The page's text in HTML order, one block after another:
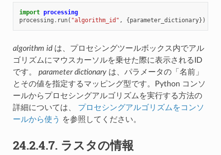
import processing
processing . run( "algorithm_id" , {parameter_dictionary})
algorithm idは、プロセシングツールボックス内でアル
ゴリズムにマウスカーソルを乗せた際に表示されるID
です。 parameter dictionaryは、パラメータの「名前」
とその値を指定するマッピング型です。Python コンソ
ールからプロセシングアルゴリズムを実行する方法の
詳細については、 プロセシングアルゴリズムをコンソ
ールから使う
を参照してください。
24.2.4.7. ラスタの情報